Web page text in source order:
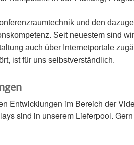
und den
Seit neuestem sind
auch über Internetportale
ist für uns selbstverständlich.
Entwicklungen im Bereich der
sind in unserem Lieferpool.